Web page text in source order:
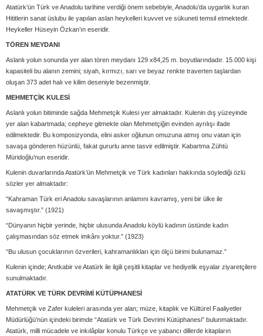
Atatürk’ün Türk ve Anadolu tarihine verdiği önem sebebiyle, Anadolu’da uygarlık kuran
Hititlerin sanat üslubu ile yapılan aslan heykelleri kuvvet ve sükuneti temsil etmektedir.
Heykeller Hüseyin Özkan’ın eseridir.
TÖREN MEYDANI
Aslanlı yolun sonunda yer alan tören meydanı 129 x84,25 m. boyutlarındadır. 15.000 kişi
kapasiteli bu alanın zemini; siyah, kırmızı, sarı ve beyaz renkte traverten taşlardan
oluşan 373 adet halı ve kilim deseniyle bezenmiştir.
MEHMETÇİK KULESİ
Aslanlı yolun bitiminde sağda Mehmetçik Kulesi yer almaktadır. Kulenin dış yüzeyinde
yer alan kabartmada; cepheye gitmekte olan Mehmetçiğin evinden ayrılışı ifade
edilmektedir. Bu komposizyonda, elini asker oğlunun omuzuna atmış onu vatan için
savaşa gönderen hüzünlü, fakat gururlu anne tasvir edilmiştir. Kabartma Zühtü
Müridoğlu’nun eseridir.
Kulenin duvarlarında Atatürk’ün Mehmetçik ve Türk kadınları hakkında söylediği özlü
sözler yer almaktadır:
“Kahraman Türk eri Anadolu savaşlarının anlamını kavramış, yeni bir ülke ile
savaşmıştır.” (1921)
“Dünyanın hiçbir yerinde, hiçbir ulusunda Anadolu köylü kadının üstünde kadın
çalışmasından söz etmek imkânı yoktur.” (1923)
“Bu ulusun çocuklarının özverileri, kahramanlıkları için ölçü birimi bulunamaz.”
Kulenin içinde; Anıtkabir ve Atatürk ile ilgili çeşitli kitaplar ve hediyelik eşyalar ziyaretçilere
sunulmaktadır.
ATATÜRK VE TÜRK DEVRİMİ KÜTÜPHANESİ
Mehmetçik ve Zafer kuleleri arasında yer alan; müze, kitaplık ve Kültürel Faaliyetler
Müdürlüğü’nün içindeki birimde “Atatürk ve Türk Devrimi Kütüphanesi” bulunmaktadır.
Atatürk, milli mücadele ve inkılâplar konulu Türkçe ve yabancı dillerde kitapların